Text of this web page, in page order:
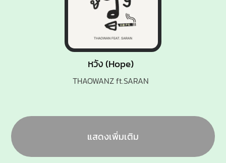
หวัง (Hope)
THAOWANZ ft.SARAN
แสดงเพิ่มเติม